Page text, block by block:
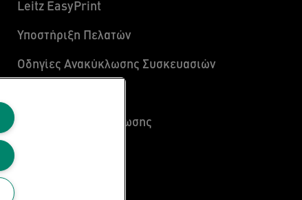
Leitz EasyPrint
Υποστήριξη Πελατών
Οδηγίες Ανακύκλωσης Συσκευασιών
Δηλώσεις συμμόρφωσης